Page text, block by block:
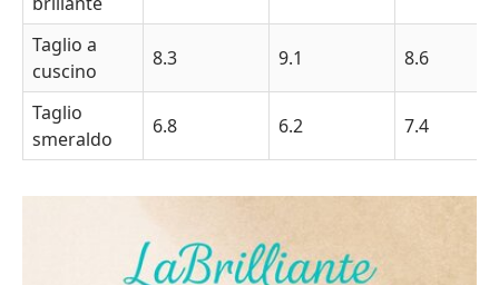
Taglio a
cuscino
8.3 9.1 8.6
Taglio
smeraldo
6.8 6.2 7.4